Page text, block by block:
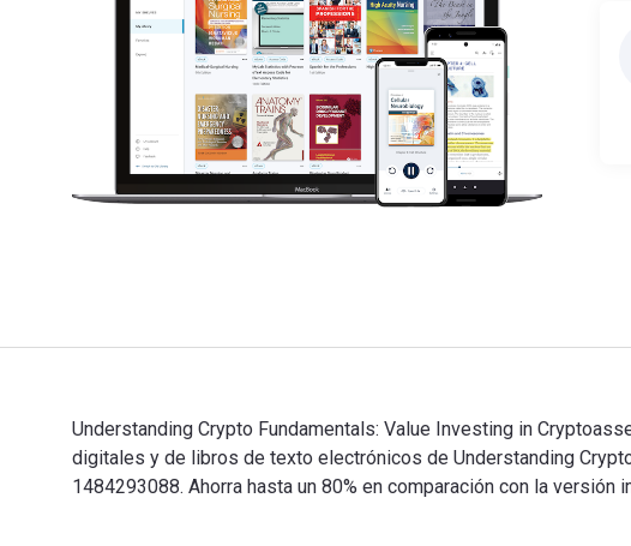
Understanding Crypto Fundamentals: Value Investing in
digitales y de libros de texto electrónicos de Understanding
1484293088. Ahorra hasta un 80% en comparación con la